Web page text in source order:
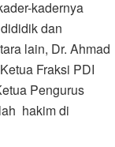
kadernya
dan
lain, Dr. Ahmad
Fraksi PDI
Pengurus
hakim di